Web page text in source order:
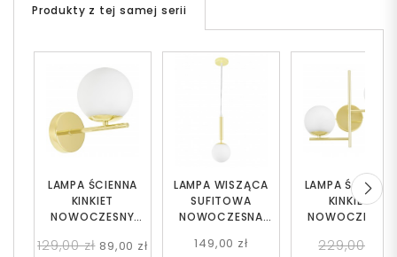
Produkty z tej samej serii
LAMPA WISZĄCA
SUFITOWA
NOWOCZESNA
BIAŁA KULA LEDO W1
149,00 zł
LAMPA ŚCIENNA
KINKIET
NOWOCZESNY
LEDO W2
229,00 zł
LAMPA ŚCIENNA
KINKIET
NOWOCZESNY
LEDO W1
129,00 zł 89,00 zł